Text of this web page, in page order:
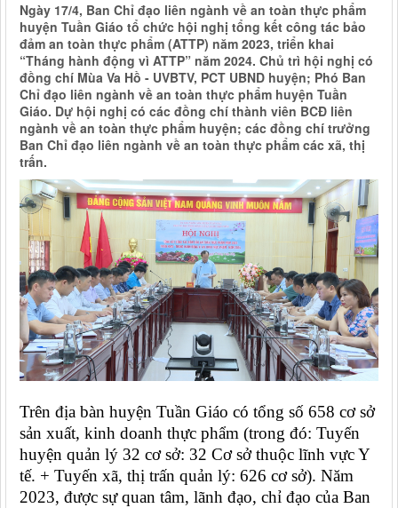
Ngày 17/4, Ban Chỉ đạo liên ngành về an toàn thực phẩm
huyện Tuần Giáo tổ chức hội nghị tổng kết công tác bảo
đảm an toàn thực phẩm (ATTP) năm 2023, triển khai
“Tháng hành động vì ATTP” năm 2024. Chủ trì hội nghị có
đồng chí Mùa Va Hồ - UVBTV, PCT UBND huyện; Phó Ban
Chỉ đạo liên ngành về an toàn thực phẩm huyện Tuần
Giáo. Dự hội nghị có các đồng chí thành viên BCĐ liên
ngành về an toàn thực phẩm huyện; các đồng chí trưởng
Ban Chỉ đạo liên ngành về an toàn thực phẩm các xã, thị
trấn.
Trên địa bàn huyện Tuần Giáo có tổng số 658 cơ sở
sản xuất, kinh doanh thực phẩm (trong đó: Tuyến
huyện quản lý 32 cơ sở: 32 Cơ sở thuộc lĩnh vực Y
tế. + Tuyến xã, thị trấn quản lý: 626 cơ sở). Năm
2023, được sự quan tâm, lãnh đạo, chỉ đạo của Ban